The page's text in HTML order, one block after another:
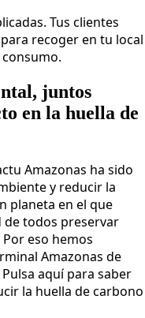
Tus clientes
recoger en tu local
juntos
en la huella de
Amazonas ha sido
y reducir la
planeta en el que
de todos preservar
eso hemos
Amazonas de
aquí para saber
la huella de carbono